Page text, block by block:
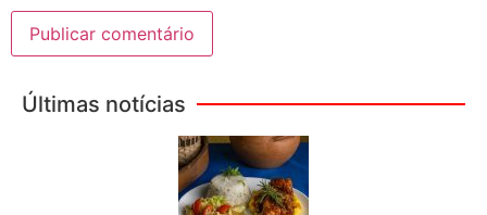
Últimas notícias